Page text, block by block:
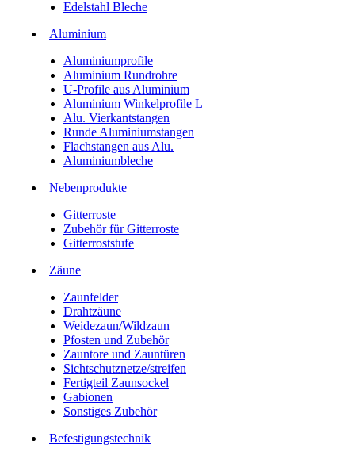
Edelstahl Bleche
Aluminium
Aluminiumprofile
Aluminium Rundrohre
U-Profile aus Aluminium
Aluminium Winkelprofile L
Alu. Vierkantstangen
Runde Aluminiumstangen
Flachstangen aus Alu.
Aluminiumbleche
Nebenprodukte
Gitterroste
Zubehör für Gitterroste
Gitterroststufe
Zäune
Zaunfelder
Drahtzäune
Weidezaun/Wildzaun
Pfosten und Zubehör
Zauntore und Zauntüren
Sichtschutznetze/streifen
Fertigteil Zaunsockel
Gabionen
Sonstiges Zubehör
Befesti­gungstechnik